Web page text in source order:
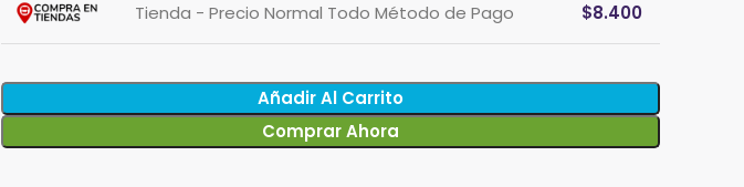
Tienda - Precio Normal Todo Método de Pago $8.400
Añadir Al Carrito
Comprar Ahora